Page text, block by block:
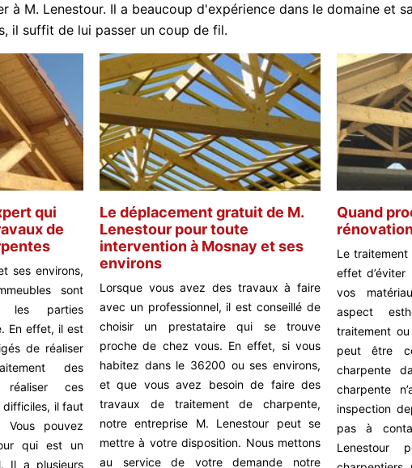
M. Lenestour. Il a beaucoup d'expérience dans le domaine et
il suffit de lui passer un coup de fil.
qui
de
ses environs,
sont
les parties
En effet, il est
de réaliser
des
ces
difficiles, il faut
Vous pouvez
qui est un
Il a plusieurs
Le déplacement gratuit de M.
Lenestour pour toute
intervention à Mosnay et ses
environs
Lorsque vous avez des travaux à faire
avec un professionnel, il est conseillé de
choisir un prestataire qui se trouve
proche de chez vous. En effet, si vous
habitez dans le 36200 ou ses environs,
et que vous avez besoin de faire des
travaux de traitement de charpente,
notre entreprise M. Lenestour peut se
mettre à votre disposition. Nous mettons
au service de votre demande notre
Quand
Le traitement
effet
vos
aspect
traitement
peut être
charpente
charpente
inspection
pas à
Lenestour